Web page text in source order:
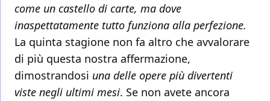
come un castello di carte, ma dove
inaspettatamente tutto funziona alla perfezione.
La quinta stagione non fa altro che avvalorare
di più questa nostra affermazione,
dimostrandosi una delle opere più divertenti
viste negli ultimi mesi. Se non avete ancora